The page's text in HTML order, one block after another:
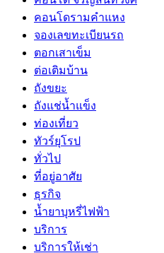
คอนโดรามคำแหง
จองเลขทะเบียนรถ
ตอกเสาเข็ม
ต่อเติมบ้าน
ถังขยะ
ถังแช่น้ำแข็ง
ท่องเที่ยว
ทัวร์ยุโรป
ทั่วไป
ที่อยู่อาศัย
ธุรกิจ
น้ำยาบุหรี่ไฟฟ้า
บริการ
บริการให้เช่า